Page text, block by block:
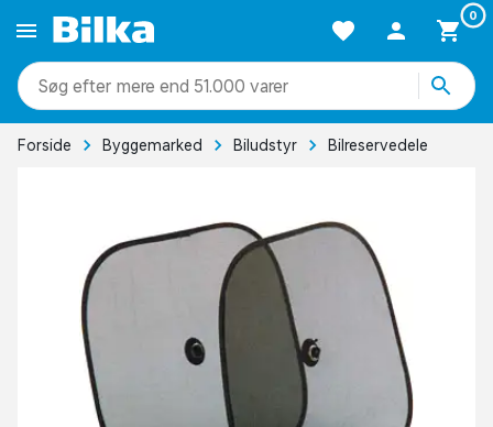
0
mere end 51.000 varer
Forside Byggemarked Biludstyr Bilreservedele